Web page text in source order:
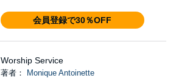
会員登録で30％OFF
Worship Service
著者：
Monique Antoinette